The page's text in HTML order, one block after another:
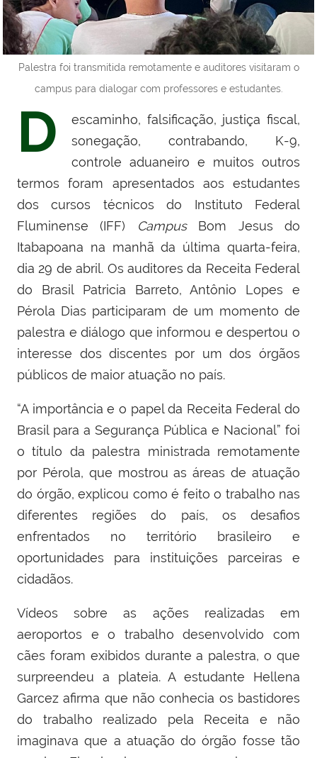
Palestra foi transmitida remotamente e auditores visitaram o
campus para dialogar com professores e estudantes.
D
escaminho, falsificação, justiça fiscal,
sonegação, contrabando, K-9,
controle aduaneiro e muitos outros
termos foram apresentados aos estudantes
dos cursos técnicos do Instituto Federal
Fluminense (IFF)
Campus
Bom Jesus do
Itabapoana na manhã da última quarta-feira,
dia 29 de abril. Os auditores da Receita Federal
do Brasil Patricia Barreto, Antônio Lopes e
Pérola Dias participaram de um momento de
palestra e diálogo que informou e despertou o
interesse dos discentes por um dos órgãos
públicos de maior atuação no país.
“A importância e o papel da Receita Federal do
Brasil para a Segurança Pública e Nacional” foi
o título da palestra ministrada remotamente
por Pérola, que mostrou as áreas de atuação
do órgão, explicou como é feito o trabalho nas
diferentes regiões do país, os desafios
enfrentados no território brasileiro e
oportunidades para instituições parceiras e
cidadãos.
Vídeos sobre as ações realizadas em
aeroportos e o trabalho desenvolvido com
cães foram exibidos durante a palestra, o que
surpreendeu a plateia. A estudante Hellena
Garcez afirma que não conhecia os bastidores
do trabalho realizado pela Receita e não
imaginava que a atuação do órgão fosse tão